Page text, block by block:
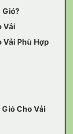
Gió?
Vải
Vải Phù Hợp
Cho Vải